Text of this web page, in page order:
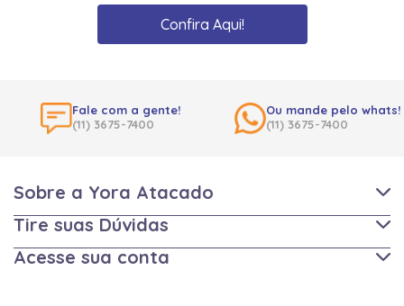
Confira Aqui!
Fale com a gente!
(11) 3675-7400
Ou mande pelo whats!
(11) 3675-7400
Sobre a Yora Atacado
Tire suas Dúvidas
Acesse sua conta